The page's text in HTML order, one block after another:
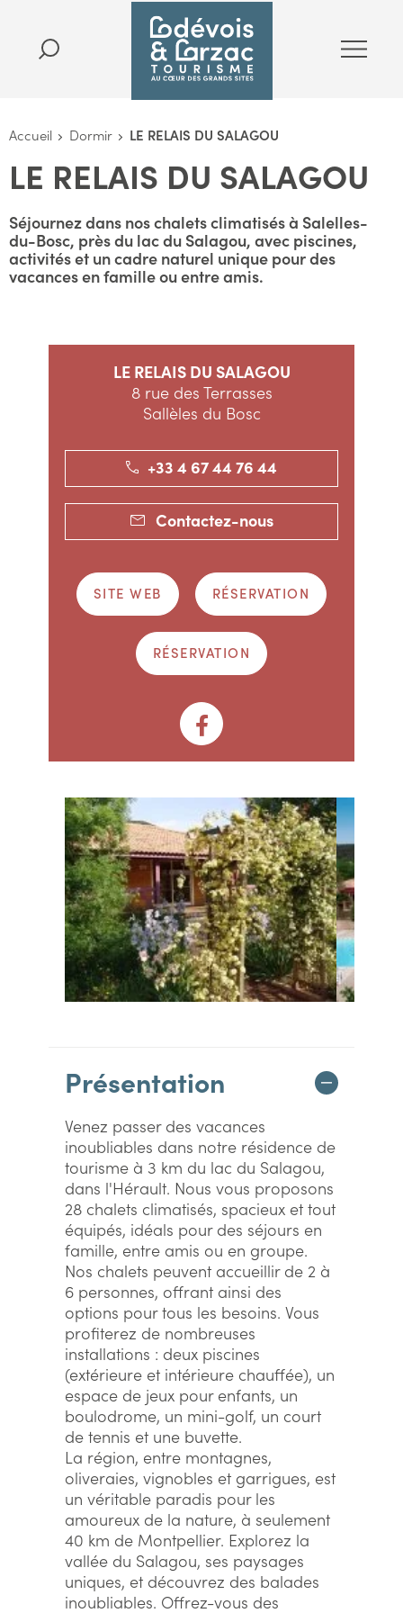
Accueil Dormir LE RELAIS DU SALAGOU
LE RELAIS DU SALAGOU
Séjournez dans nos chalets climatisés à Salelles-
du-Bosc, près du lac du Salagou, avec piscines,
activités et un cadre naturel unique pour des
vacances en famille ou entre amis.
LE RELAIS DU SALAGOU
8 rue des Terrasses
Sallèles du Bosc
+33 4 67 44 76 44
Contactez-nous
SITE WEB RÉSERVATION
RÉSERVATION
Présentation
Venez passer des vacances
inoubliables dans notre résidence de
tourisme à 3 km du lac du Salagou,
dans l'Hérault. Nous vous proposons
28 chalets climatisés, spacieux et tout
équipés, idéals pour des séjours en
famille, entre amis ou en groupe.
Nos chalets peuvent accueillir de 2 à
6 personnes, offrant ainsi des
options pour tous les besoins. Vous
profiterez de nombreuses
installations : deux piscines
(extérieure et intérieure chauffée), un
espace de jeux pour enfants, un
boulodrome, un mini-golf, un court
de tennis et une buvette.
La région, entre montagnes,
oliveraies, vignobles et garrigues, est
un véritable paradis pour les
amoureux de la nature, à seulement
40 km de Montpellier. Explorez la
vallée du Salagou, ses paysages
uniques, et découvrez des balades
inoubliables. Offrez-vous des